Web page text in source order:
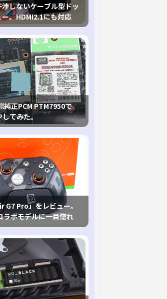
しないケーブル型ドッ
。HDMI2.1にも対応
正PCM PTM7950で
てみた。
G7 Pro」をレビュー。
ラボモデルに一目惚れ